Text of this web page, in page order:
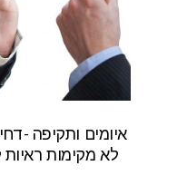
איומים ותקיפה -
לא מקימות ראיות